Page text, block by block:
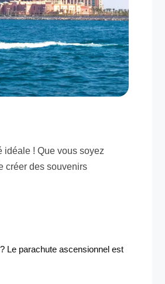
idéale ! Que vous soyez
créer des souvenirs
Le parachute ascensionnel est